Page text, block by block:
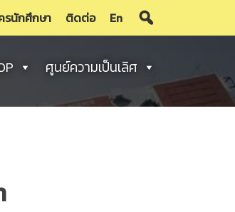
รนักศึกษา ติดต่อ En
ศูนย์ความเป็นเลิศ